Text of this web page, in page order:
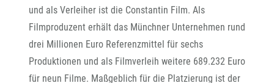
und als Verleiher ist die Constantin Film. Als
Filmproduzent erhält das Münchner Unternehmen rund
drei Millionen Euro Referenzmittel für sechs
Produktionen und als Filmverleih weitere 689.232 Euro
für neun Filme. Maßgeblich für die Platzierung ist der